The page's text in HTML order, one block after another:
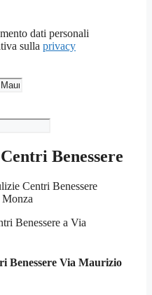
dati personali
sulla privacy
Benessere
Benessere a Via
Benessere Via Maurizio